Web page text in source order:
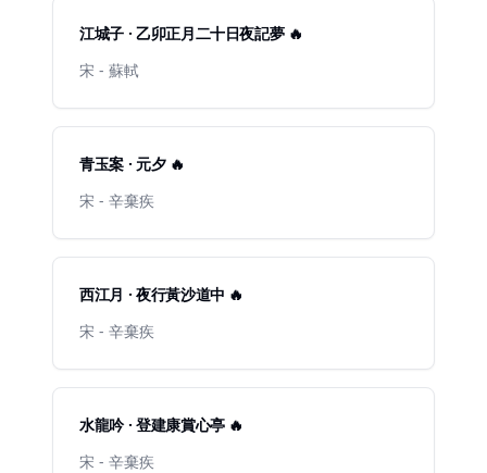
江城子 · 乙卯正月二十日夜記夢 🔥
宋 - 蘇軾
青玉案 · 元夕 🔥
宋 - 辛棄疾
西江月 · 夜行黃沙道中 🔥
宋 - 辛棄疾
水龍吟 · 登建康賞心亭 🔥
宋 - 辛棄疾